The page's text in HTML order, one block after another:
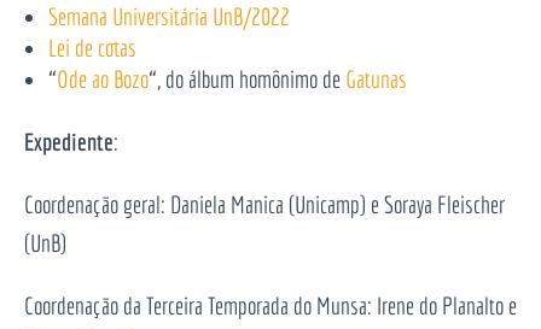
Semana Universitária UnB/2022
Lei de cotas
“Ode ao Bozo“, do álbum homônimo de Gatunas
Expediente:
Coordenação geral: Daniela Manica (Unicamp) e Soraya Fleischer
(UnB)
Coordenação da Terceira Temporada do Munsa: Irene do Planalto e